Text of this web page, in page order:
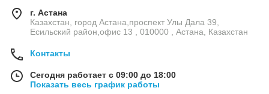
г. Астана
Казахстан, город Астана,проспект Улы Дала 39,
Есильский район,офис 13 , 010000 , Астана, Казахстан
Контакты
Сегодня работает с 09:00 до 18:00
Показать весь график работы